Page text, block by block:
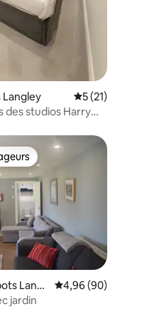
Langley Note moyenne
5 (21)
des studios Harry
Langl
Note moyenne de
4,96 (90)
jardin